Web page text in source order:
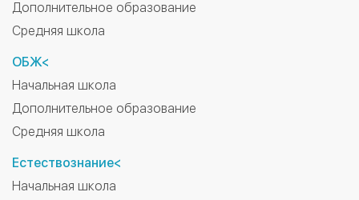
Дополнительное образование
Средняя школа
ОБЖ<
Начальная школа
Дополнительное образование
Средняя школа
Естествознание<
Начальная школа